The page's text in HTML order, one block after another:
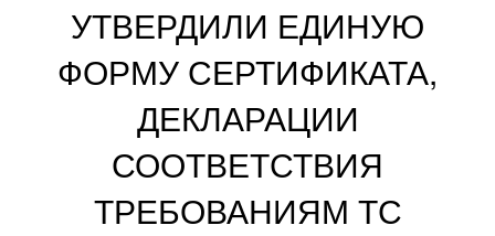
УТВЕРДИЛИ ЕДИНУЮ
ФОРМУ СЕРТИФИКАТА,
ДЕКЛАРАЦИИ
СООТВЕТСТВИЯ
ТРЕБОВАНИЯМ ТС